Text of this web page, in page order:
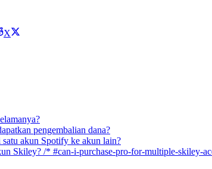
X
pengembalian dana?
satu akun Spotify ke akun lain?
Skiley? /* #can-i-purchase-pro-for-multiple-skiley-